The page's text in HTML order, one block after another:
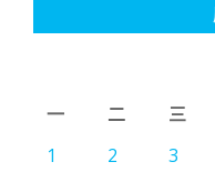
一
二 三
1
2 3